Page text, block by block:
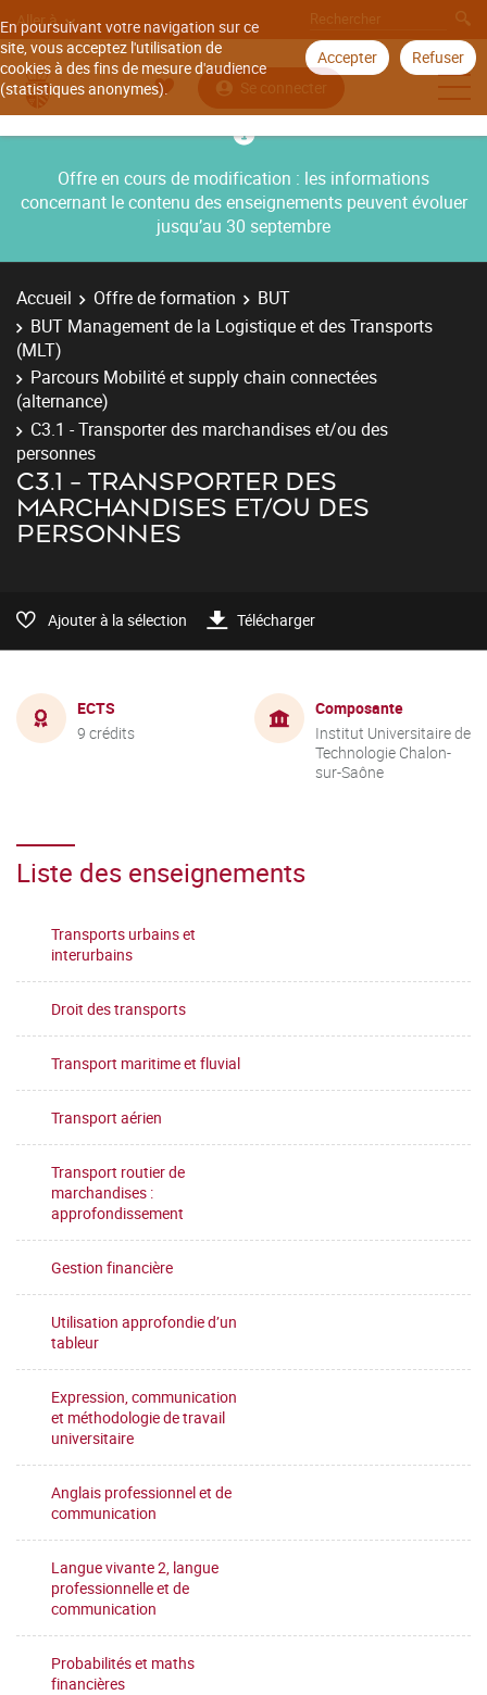
En poursuivant votre navigation sur ce
site, vous acceptez l'utilisation de
cookies à des fins de mesure d'audience
(statistiques anonymes).
Accepter Refuser
Aller à
Se connecter
Offre en cours de modification : les informations
concernant le contenu des enseignements peuvent évoluer
jusqu’au 30 septembre
Accueil Offre de formation
BUT
BUT Management de la Logistique et des Transports
(MLT)
Parcours Mobilité et supply chain connectées
(alternance)
C3.1 - Transporter des marchandises et/ou des
personnes
C3.1 - TRANSPORTER DES
MARCHANDISES ET/OU DES
PERSONNES
Ajouter à la sélection Télécharger
ECTS
9 crédits
Composante
Institut Universitaire de
Technologie Chalon-
sur-Saône
Liste des enseignements
Transports urbains et
interurbains
Droit des transports
Transport maritime et fluvial
Transport aérien
Transport routier de
marchandises :
approfondissement
Gestion financière
Utilisation approfondie d’un
tableur
Expression, communication
et méthodologie de travail
universitaire
Anglais professionnel et de
communication
Langue vivante 2, langue
professionnelle et de
communication
Probabilités et maths
financières